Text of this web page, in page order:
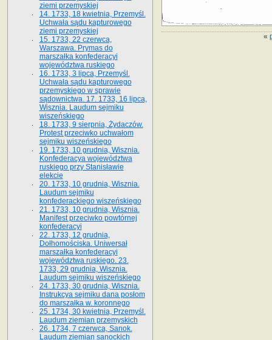
«
ziemi przemyskiej
14. 1733, 18 kwietnia, Przemyśl.
Uchwała sądu kapturowego
ziemi przemyskiej
15. 1733, 22 czerwca,
Warszawa. Prymas do
marszałka konfederacyi
województwa ruskiego
16. 1733, 3 lipca, Przemyśl.
Uchwała sądu kapturowego
przemyskiego w sprawie
sądownictwa. 17. 1733, 16 lipca,
Wisznia. Laudum sejmiku
wiszeńskiego
18. 1733, 9 sierpnia, Żydaczów.
Protest przeciwko uchwałom
sejmiku wiszeńskiego
19. 1733, 10 grudnia, Wisznia.
Konfederacya województwa
ruskiego przy Stanisławie
elekcie
20. 1733, 10 grudnia, Wisznia.
Laudum sejmiku
konfederackiego wiszeńskiego
21. 1733, 10 grudnia, Wisznia.
Manifest przeciwko powtórnej
konfederacyi
22. 1733, 12 grudnia,
Dołhomościska. Uniwersał
marszałka konfederacyi
województwa ruskiego. 23.
1733, 29 grudnia, Wisznia.
Laudum sejmiku wiszeńskiego
24. 1733, 30 grudnia, Wisznia.
Instrukcya sejmiku dana posłom
do marszałka w. koronnego
25. 1734, 30 kwietnia, Przemyśl.
Laudum ziemian przemyskich
26. 1734, 7 czerwca, Sanok.
Laudum ziemian sanockich